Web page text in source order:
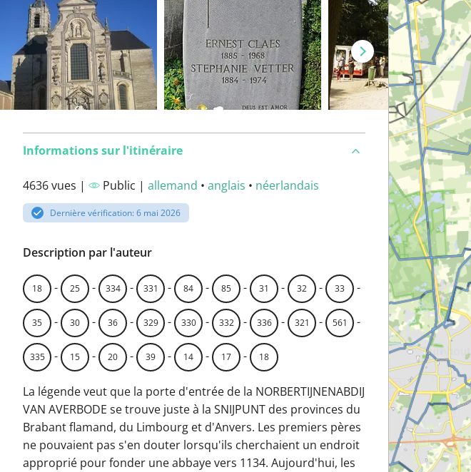
Informations sur l'itinéraire
4636 vues | Public | allemand • anglais • néerlandais
Dernière vérification: 6 mai 2026
Description par l'auteur
18 - 25 - 334 - 331 - 84 - 85 - 31 - 32 - 33 -
35 - 30 - 36 - 329 - 330 - 332 - 336 - 321 - 561 -
335 - 15 - 20 - 39 - 14 - 17 - 18
La légende veut que la porte d'entrée de la NORBERTIJNENABDIJ
VAN AVERBODE se trouve juste à la SNIJPUNT des provinces du
Brabant flamand, du Limbourg et d'Anvers. Les premiers pères
ne pouvaient pas s'en douter lorsqu'ils cherchaient un endroit
approprié pour fonder une abbaye vers 1134. Aujourd'hui, les